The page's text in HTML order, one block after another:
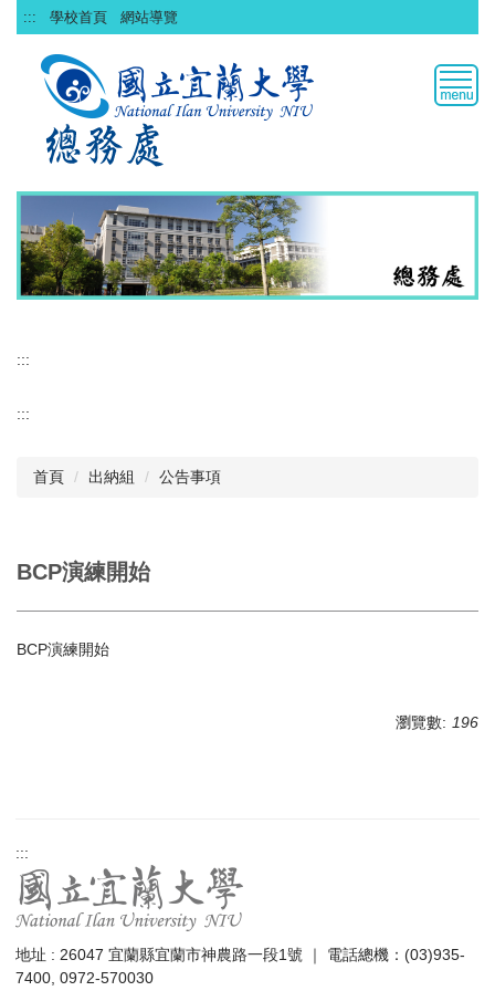
跳
到
::: 學校首頁 網站導覽
:::
:::
首頁 出納組 公告事項
BCP演練開始
BCP演練開始
瀏覽數: 196
:::
地址 : 26047 宜蘭縣宜蘭市神農路一段1號 ｜ 電話總機：(03)935-
7400, 0972-570030